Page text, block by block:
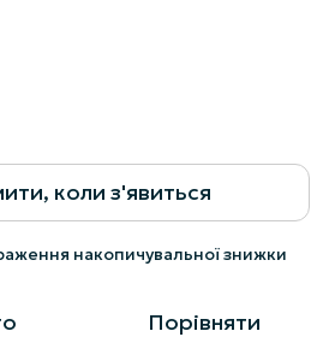
коли з'явиться
накопичувальної знижки
Порівняти